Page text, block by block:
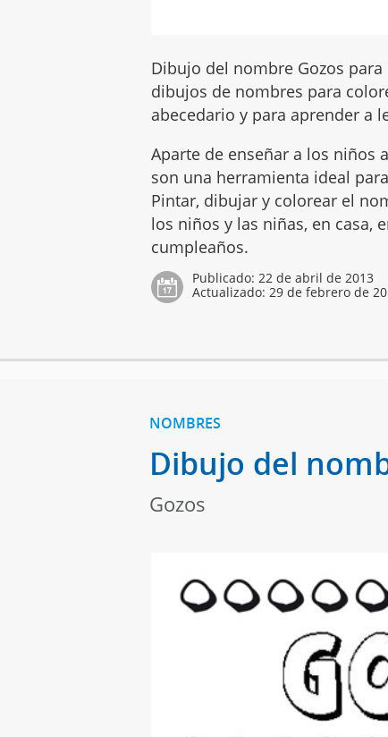
Dibujo del nombre Gozos
dibujos de nombres para
abecedario y para aprender a
Aparte de enseñar a los niños
son una herramienta ideal
Pintar, dibujar y colorear el
los niños y las niñas, en casa,
cumpleaños.
Publicado:22 de abril de 2013
Actualizado:29 de febrero de
NOMBRES
Dibujo del
Gozos